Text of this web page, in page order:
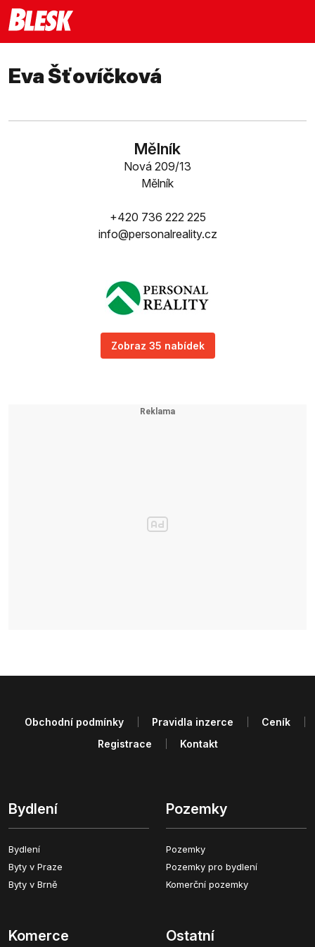
Eva Šťovíčková
Mělník
Nová 209/13
Mělník
+420 736 222 225
info@personalreality.cz
Zobraz 35 nabídek
Bydlení
Bydlení
Byty v Praze
Byty v Brně
Pozemky
Pozemky
Pozemky pro bydlení
Komerční pozemky
Komerce Ostatní
Obchodní podmínky Pravidla inzerce
Ceník
Registrace
Kontakt